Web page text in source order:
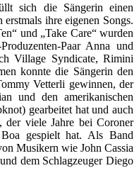
sich die Sängerin einen
ihre eigenen Songs.
und „Take Care“ wurden
Paar Anna und
Village Syndicate, Rimini
konnte die Sängerin den
Vetterli gewinnen, der
und den amerikanischen
gearbeitet hat und auch
der viele Jahre bei Coroner
gespielt hat. Als Band
Musikern wie John Cassia
dem Schlagzeuger Diego